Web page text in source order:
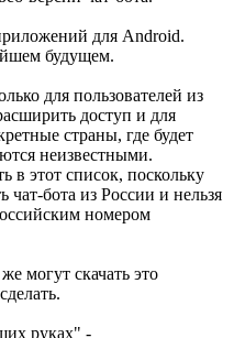
для Android.
будущем.
для пользователей из
доступ и для
страны, где будет
неизвестными.
в этот список, поскольку
чат-бота из России и нельзя
номером
могут скачать это
руках" -